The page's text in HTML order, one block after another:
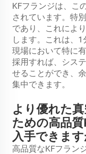
KFフランジは、こ
されています。特
であり、これによ
します。これは、
現場において特に
採用すれば、シス
せることができ、
集中できます。
より優れた
ための高品
入手できます
高品質なKFフラン